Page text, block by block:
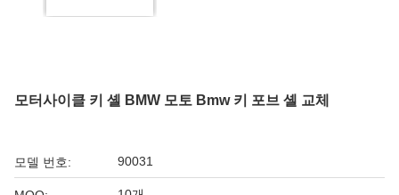
모터사이클 키 셸 BMW 모토 Bmw 키 포브 셸 교체
모델 번호: 90031